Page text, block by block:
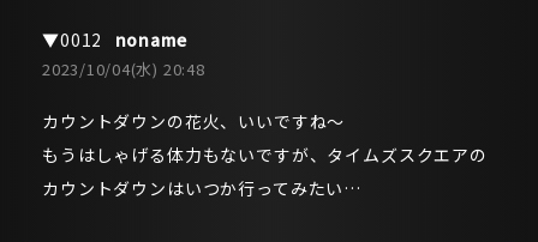
noname
2023/10/04(水) 20:48
カウントダウンの花火、いいですね～
もうはしゃげる体力もないですが、タイムズスクエアの
カウントダウンはいつか行ってみたい…